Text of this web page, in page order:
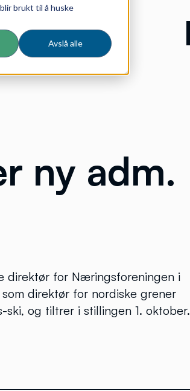
brukt til å huske
Avslå alle
ny adm.
direktør for Næringsforeningen i
direktør for nordiske grener
ski, og tiltrer i stillingen 1. oktober.